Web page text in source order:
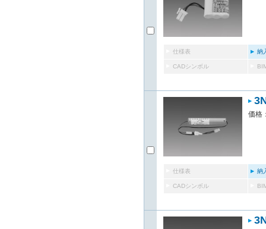
仕様表 納
CADシンボル
価格
仕様表 納
CADシンボル